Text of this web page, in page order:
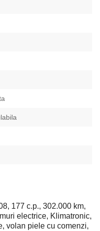
177 c.p., 302.000 km,
electrice, Klimatronic,
volan piele cu comenzi,